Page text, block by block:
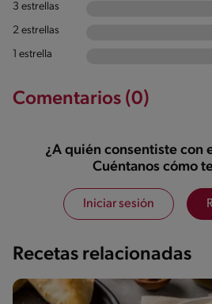
3 estrellas
2 estrellas
1 estrella
Comentarios (0)
¿A quién consentiste con
Cuéntanos cómo
Iniciar sesión
Recetas relacionadas